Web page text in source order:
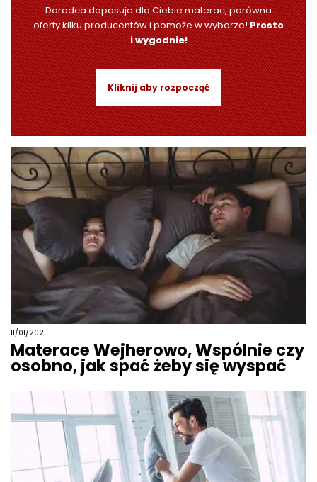
Doradca dopasuje dla Ciebie materac, porówna
oferty kilku producentów i pomoże w wyborze!Prosto
i wygodnie!
Kliknij aby rozpocząć
11/01/2021
Materace Wejherowo, Wspólnie czy
osobno, jak spać żeby się wyspać